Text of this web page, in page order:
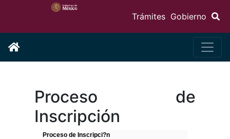
Trámites Gobierno
Proceso de
Inscripción
Proceso de Inscripci?n